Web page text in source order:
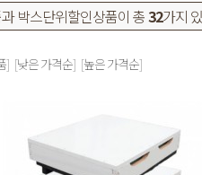
박스단위할인상품이 총32가지
] [낮은 가격순] [높은 가격순]